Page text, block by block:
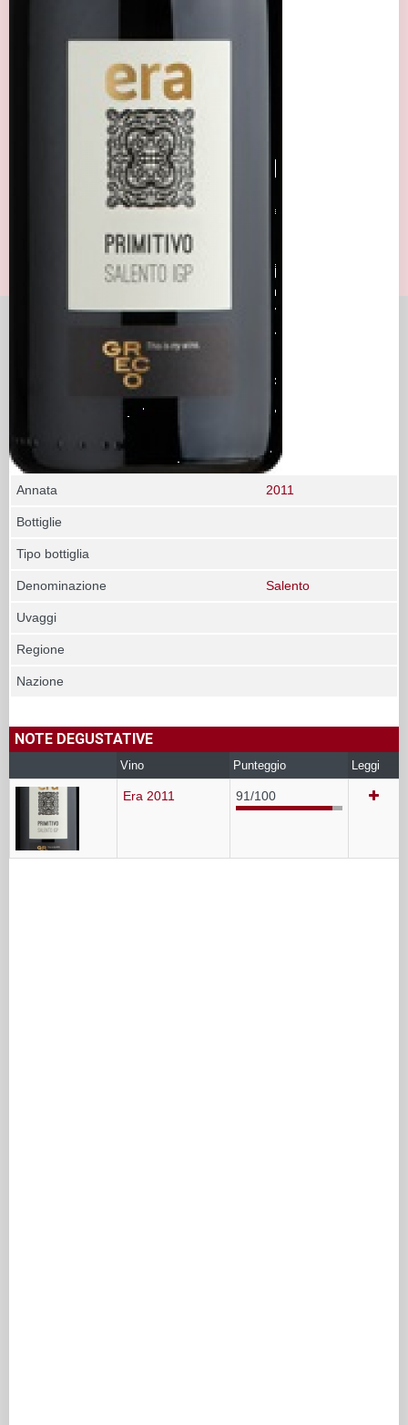
Annata 2011
Bottiglie
Tipo bottiglia
Denominazione Salento
Uvaggi
Regione
Nazione
NOTE DEGUSTATIVE
Vino Punteggio Leggi
Era 2011 91/100